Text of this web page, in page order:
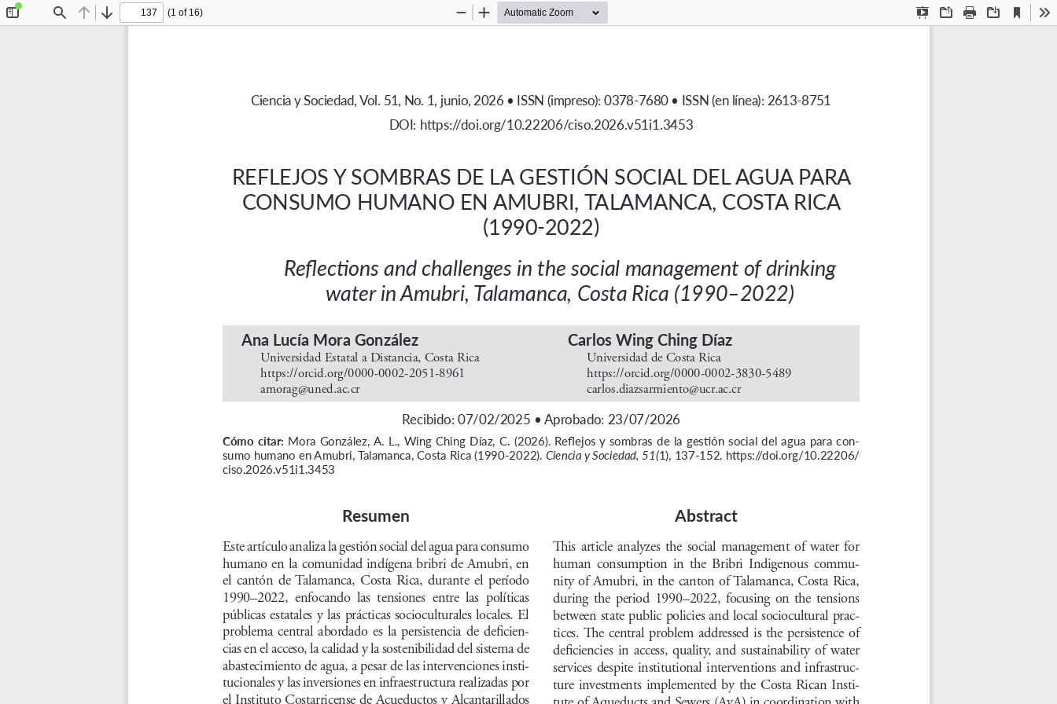
Find Previous
Next
(1 of 16)
Presentation
OpenPrint Download
Current
View
Zoom
Zoom
REFLEJOS Y SOMBRAS DE LA GESTIÓN SOCIAL DEL AGUA PARA
CONSUMO HUMANO EN AMUBRI, TALAMANCA, COSTA RICA
(1990-2022)
Reflections and challenges in the social management of drinking
water in Amubri, Talamanca, Costa Rica (1990–2022)
Ana Lucía Mora González
Universidad Estatal a Distancia, Costa Rica
https://orcid.org/0000-0002-2051-8961
amorag@uned.ac.cr
Carlos Wing Ching Díaz
Universidad de Costa Rica
https://orcid.org/0000-0002-3830-5489
carlos.diazsarmiento@ucr.ac.cr
Recibido: 07/02/2025 • Aprobado: 23/07/2026
Cómo  citar: Mora González, A. L., Wing Ching Díaz, C. (2026). Reflejos y sombras de la gestión social del agua para con-
sumo humano en Amubri, Talamanca, Costa Rica (1990-2022). Ciencia y Sociedad, 51(1), 137-152. https://doi.org/10.22206/
ciso.2026.v51i1.3453
Resumen
Este artículo analiza la gestión social del agua para consumo
humano en la comunidad indígena bribri de Amubri, en
el  cantón  de  Talamanca,  Costa  Rica,  durante  el  período
1990–2022,  enfocando  las  tensiones  entre  las  políticas
públicas  estatales  y  las  prácticas  socioculturales  locales.  El
problema  central  abordado  es  la  persistencia  de  deficien-
cias en el acceso, la calidad y la sostenibilidad del sistema de
abastecimiento de agua, a pesar de las intervenciones insti-
tucionales y las inversiones en infraestructura realizadas por
el Instituto Costarricense de Acueductos y Alcantarillados
Abstract
This  article  analyzes  the  social  management  of  water  for
human  consumption  in  the  Bribri  Indigenous  commu-
nity of Amubri, in the canton of Talamanca, Costa Rica,
during  the  period  1990–2022,  focusing  on  the  tensions
between state public policies and local sociocultural prac-
tices.  The  central  problem  addressed  is  the  persistence  of
deficiencies  in  access,  quality,  and  sustainability  of  water
services  despite  institutional  interventions  and  infrastruc-
ture  investments  implemented  by  the  Costa  Rican  Insti-
tute of Aqueducts and Sewers (AyA) in coordination with
Ciencia y Sociedad, Vol. 51, No. 1, junio, 2026 • ISSN (impreso): 0378-7680 • ISSN (en línea): 2613-8751
DOI: https://doi.org/10.22206/ciso.2026.v51i1.3453